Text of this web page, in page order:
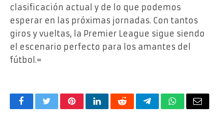
clasificación actual y de lo que podemos
esperar en las próximas jornadas. Con tantos
giros y vueltas, la Premier League sigue siendo
el escenario perfecto para los amantes del
fútbol.=
FacebookTwitterPinterestLinkedInRedditTelegramWhatsApp
Email